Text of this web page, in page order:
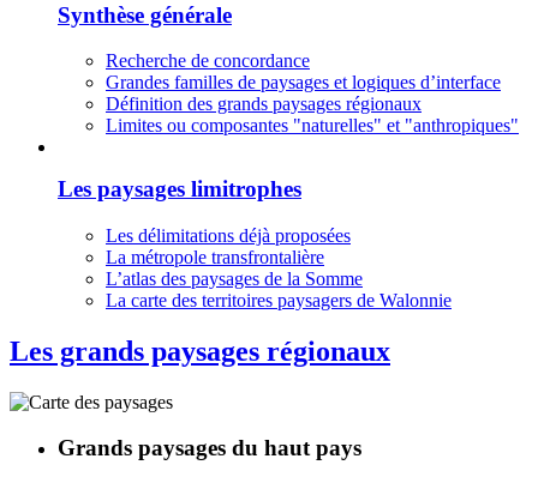
Synthèse générale
Recherche de concordance
Grandes familles de paysages et logiques d’interface
Définition des grands paysages régionaux
Limites ou composantes "naturelles" et "anthropiques"
Les paysages limitrophes
Les délimitations déjà proposées
La métropole transfrontalière
L’atlas des paysages de la Somme
La carte des territoires paysagers de Walonnie
Les grands paysages régionaux
Grands paysages du haut pays